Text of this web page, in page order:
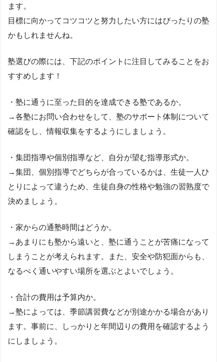
ます。
目標に向かってコツコツと努力したい方にはぴったりの塾
かもしれませんね。
塾選びの際には、下記のポイントに注目してみることをお
すすめします！
・塾に通うに至った目的を達成できる塾であるか。
→各塾にお問い合わせをして、塾のサポート体制について
確認をし、情報収集をするようにしましょう。
・集団指導や個別指導など、自分が望む指導形式か。
→集団、個別指導でどちらが合っているかは、生徒一人ひ
とりによって違うため、生徒自身の性格や勉強の習熟度で
決めましょう。
・家からの通塾時間はどうか。
→あまりにも塾から遠いと、塾に通うことが苦痛になって
しまうことが考えられます。また、安全や防犯面からも、
なるべく通いやすい場所を選ぶとよいでしょう。
・合計の費用は予算内か。
→塾によっては、季節講習費などが別途かかる場合があり
ます。事前に、しっかりと年間辺りの費用を確認するよう
にしましょう。